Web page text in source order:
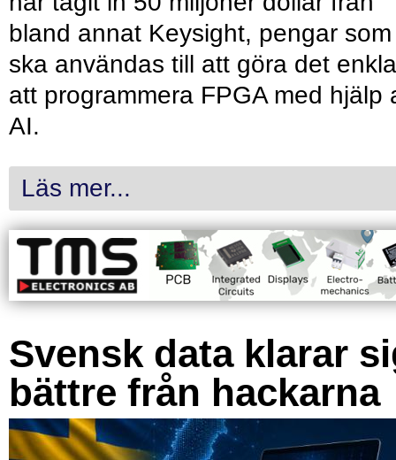
bland annat Keysight, pengar som
ska användas till att göra det
att programmera FPGA med hjälp
AI.
Läs mer...
Svensk data klarar
bättre från hackarna